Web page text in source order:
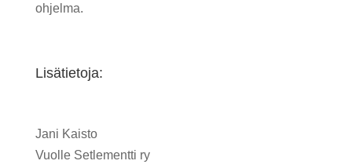
ohjelma.
Lisätietoja:
Jani Kaisto
Vuolle Setlementti ry